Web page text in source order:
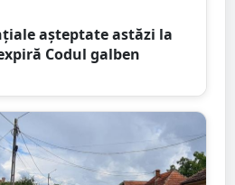
așteptate astăzi la
Codul galben